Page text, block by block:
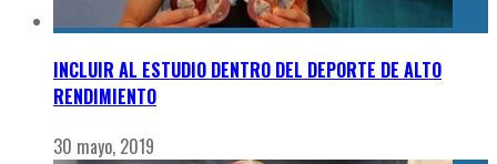
INCLUIR AL ESTUDIO DENTRO DEL DEPORTE DE ALTO
RENDIMIENTO
30 mayo, 2019